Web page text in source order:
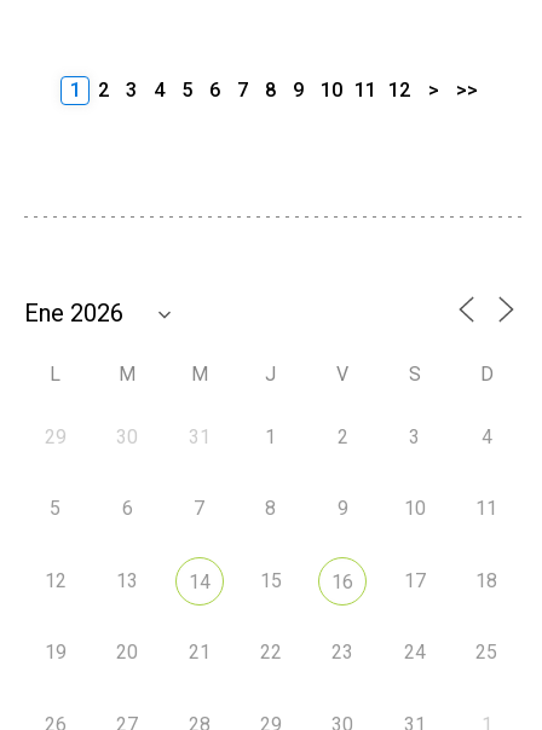
1 2 3 4 5 6 7 8 9 10 11 12 > >>
L M M J V S D
29 30 31 1 2 3 4
5 6 7 8 9 10 11
12 13 14 15 16 17 18
19 20 21 22 23 24 25
26 27 28 29 30 31 1